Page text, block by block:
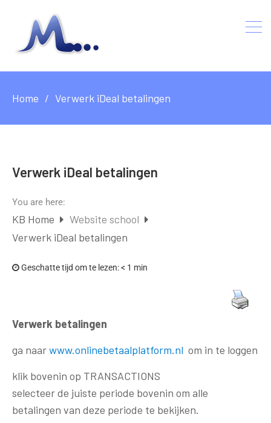
Home Verwerk iDeal betalingen
Verwerk iDeal betalingen
You are here:
KB Home
Website school
Verwerk iDeal betalingen
Geschatte tijd om te lezen:< 1 min
Verwerk betalingen
ga naarwww.onlinebetaalplatform.nl om in te loggen
klik bovenin op TRANSACTIONS
selecteer de juiste periode bovenin om alle
betalingen van deze periode te bekijken.